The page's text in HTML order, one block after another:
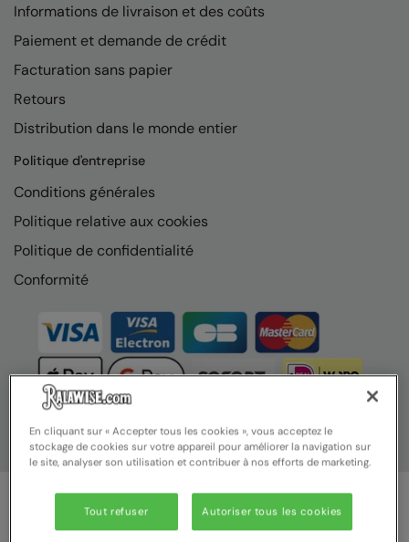
Informations de livraison et des coûts
Paiement et demande de crédit
Facturation sans papier
Retours
Distribution dans le monde entier
Politique d'entreprise
Conditions générales
Politique relative aux cookies
Politique de confidentialité
Conformité
En cliquant sur « Accepter tous les cookies », vous acceptez le
stockage de cookies sur votre appareil pour améliorer la navigation sur
le site, analyser son utilisation et contribuer à nos efforts de marketing.
Tout refuser Autoriser tous les cookies